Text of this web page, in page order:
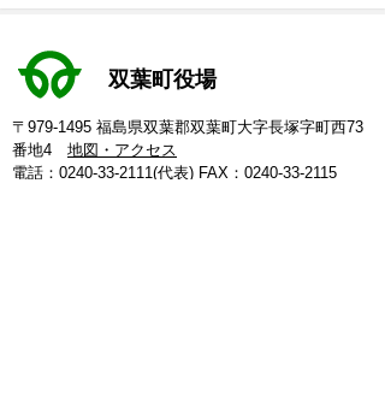
双葉町役場
〒979-1495 福島県双葉郡双葉町大字長塚字町西73
番地4 地図・アクセス
電話： 0240-33-2111(代表) FAX：0240-33-2115